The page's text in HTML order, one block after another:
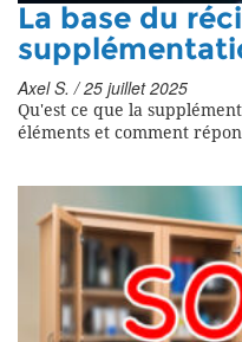
La base du
Axel S. / 25 juillet 2025
Qu'est ce que la
éléments et comment